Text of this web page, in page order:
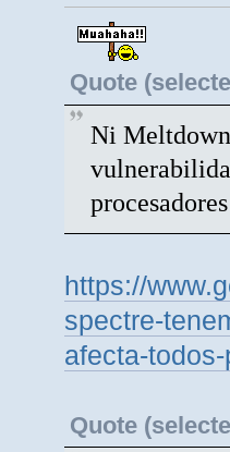
Quote
Ni Meltdown
https://
spectre-
afecta-
Quote